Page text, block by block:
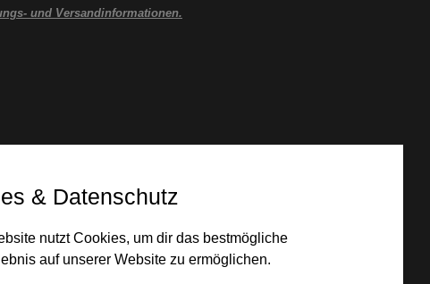
und Versandinformationen.
& Datenschutz
nutzt Cookies, um dir das bestmögliche
auf unserer Website zu ermöglichen.